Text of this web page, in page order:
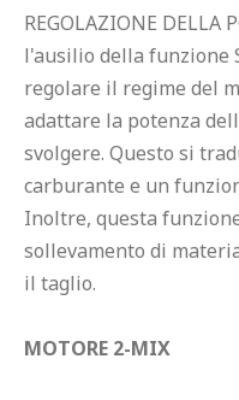
REGOLAZIONE DELLA
l'ausilio della funzione
regolare il regime del
adattare la potenza
svolgere. Questo si
carburante e un
Inoltre, questa
sollevamento di
il taglio.
MOTORE 2-MIX